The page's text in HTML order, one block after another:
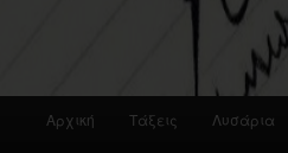
Αρχική Τάξεις Λυσάρια